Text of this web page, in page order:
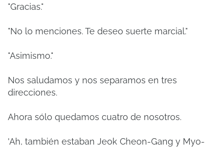
"Gracias."
"No lo menciones. Te deseo suerte marcial."
"Asimismo."
Nos saludamos y nos separamos en tres
direcciones.
Ahora sólo quedamos cuatro de nosotros.
'Ah, también estaban Jeok Cheon-Gang y Myo-